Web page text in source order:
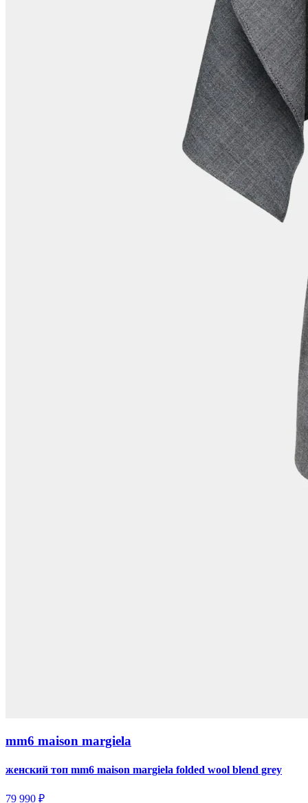
mm6 maison margiela
женский топ mm6 maison margiela folded wool blend grey
79 990 ₽